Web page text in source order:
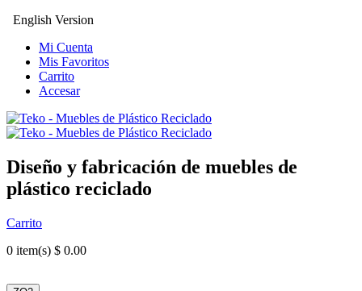
English Version
Mi Cuenta
Mis Favoritos
Carrito
Accesar
Diseño y fabricación de muebles de
plástico reciclado
Carrito
0 item(s) $ 0.00